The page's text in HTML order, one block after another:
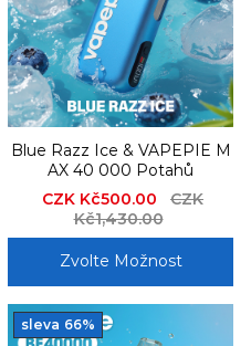
Blue Razz Ice & VAPEPIE M
AX 40 000 Potahů
Sale
price
CZK Kč500.00
Regular
CZK
Kč1,430.00
Zvolte Možnost
sleva 66%